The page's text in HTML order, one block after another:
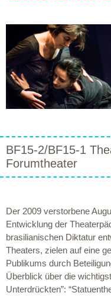
BF15-2/BF15-1
Forumtheater
Der 2009 verstorbene
Entwicklung der
brasilianischen Diktatur
Theaters, zielen auf eine
Publikums durch
Überblick über die
Unterdrückten”: